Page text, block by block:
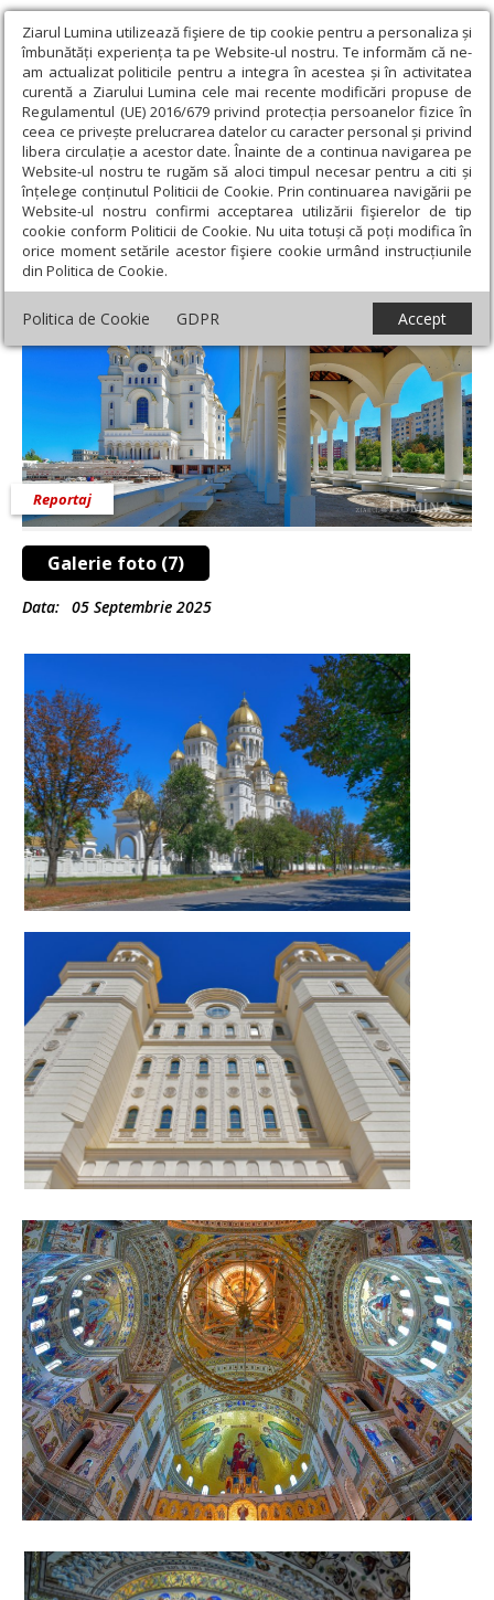
Ziarul Lumina utilizează fişiere de tip cookie pentru a personaliza și
îmbunătăți experiența ta pe Website-ul nostru. Te informăm că ne-
am actualizat politicile pentru a integra în acestea și în activitatea
curentă a Ziarului Lumina cele mai recente modificări propuse de
Regulamentul (UE) 2016/679 privind protecția persoanelor fizice în
ceea ce privește prelucrarea datelor cu caracter personal și privind
libera circulație a acestor date. Înainte de a continua navigarea pe
Website-ul nostru te rugăm să aloci timpul necesar pentru a citi și
înțelege conținutul Politicii de Cookie. Prin continuarea navigării pe
Website-ul nostru confirmi acceptarea utilizării fişierelor de tip
cookie conform Politicii de Cookie. Nu uita totuși că poți modifica în
orice moment setările acestor fişiere cookie urmând instrucțiunile
din Politica de Cookie.
Politica de Cookie GDPR Accept
Ziarul Lumina › Societate › Reportaj › Sclipirile Luminii:
Catedrala Naţională
Sclipirile Luminii: Catedrala Naţională
Galerie foto (7)
Reportaj
Data: 05 Septembrie 2025